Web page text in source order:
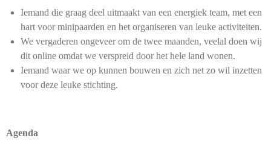
Iemand die graag deel uitmaakt van een energiek team, met een
hart voor minipaarden en het organiseren van leuke activiteiten.
We vergaderen ongeveer om de twee maanden, veelal doen wij
dit online omdat we verspreid door het hele land wonen.
Iemand waar we op kunnen bouwen en zich net zo wil inzetten
voor deze leuke stichting.
Agenda